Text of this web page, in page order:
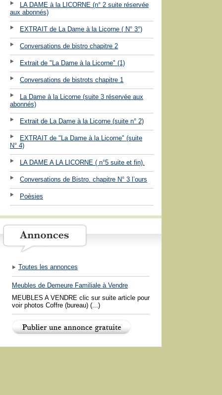
LA DAME à la LICORNE (n° 2 suite réservée
aux abonnés)
EXTRAIT de La Dame à la Licorne ( N° 3°)
Conversations de bistro chapitre 2
Extrait de "La Dame à la Licorne" (1)
Conversations de bistrots chapitre 1
La Dame à la Licorne (suite 3 réservée aux
abonnés)
Extrait de La Dame à la Licorne (suite n° 2)
EXTRAIT de "La Dame à la Licorne" (suite
N° 4)
LA DAME A LA LICORNE ( n°5 suite et fin).
Conversations de Bistro. chapitre N° 3 l’ours
Poèsies
Toutes les annonces
Meubles de Demeure Familiale à Vendre
MEUBLES A VENDRE clic sur suite article pour
voir photos Coffre (bureau) (...)